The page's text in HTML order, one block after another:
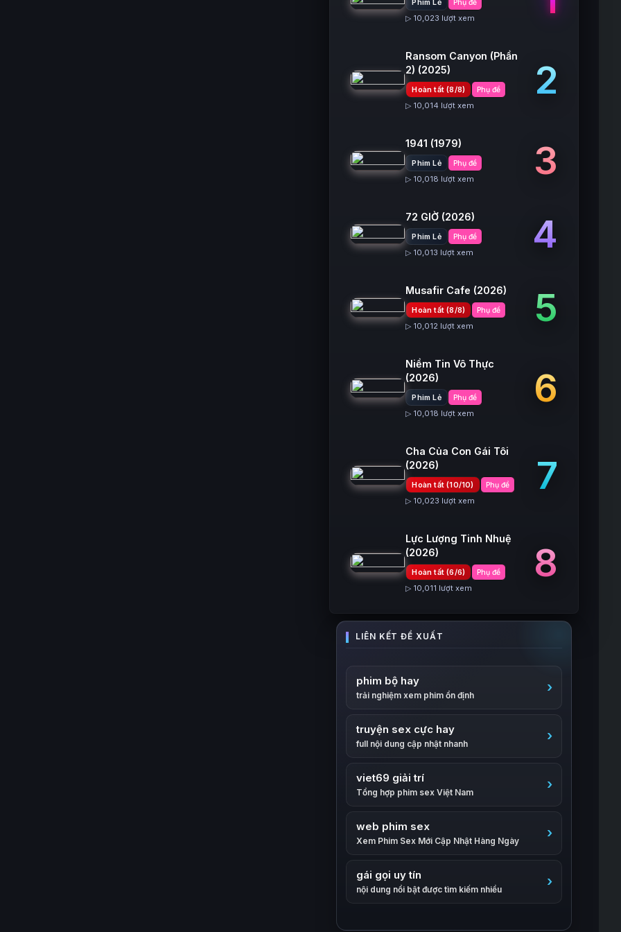
Phim Lẻ Phụ đề
▷ 10,023 lượt xem
Ransom Canyon (Phần
2) (2025)
Hoàn tất (8/8) Phụ đề
▷ 10,014 lượt xem
2
1941 (1979)
Phim Lẻ Phụ đề
▷ 10,018 lượt xem 3
72 GIỜ (2026)
Phim Lẻ Phụ đề
▷ 10,013 lượt xem 4
Musafir Cafe (2026)
Hoàn tất (8/8) Phụ đề
▷ 10,012 lượt xem 5
Niềm Tin Vô Thực
(2026)
Phim Lẻ Phụ đề
▷ 10,018 lượt xem
6
Cha Của Con Gái Tôi
(2026)
Hoàn tất (10/10) Phụ đề
▷ 10,023 lượt xem
7
Lực Lượng Tinh Nhuệ
(2026)
Hoàn tất (6/6) Phụ đề
▷ 10,011 lượt xem
8
phim bộ hay
trải nghiệm xem phim ổn định
truyện sex cực hay
full nội dung cập nhật nhanh
viet69 giải trí
Tổng hợp phim sex Việt Nam
web phim sex
Xem Phim Sex Mới Cập Nhật Hàng Ngày
gái gọi uy tín
nội dung nổi bật được tìm kiếm nhiều